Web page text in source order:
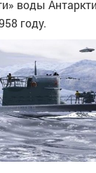
воды
году.